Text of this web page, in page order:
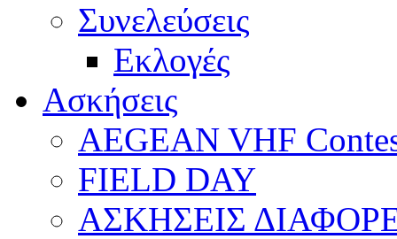
Συνελεύσεις
Εκλογές
Ασκήσεις
AEGEAN VHF
FIELD DAY
ΑΣΚΗΣΕΙΣ